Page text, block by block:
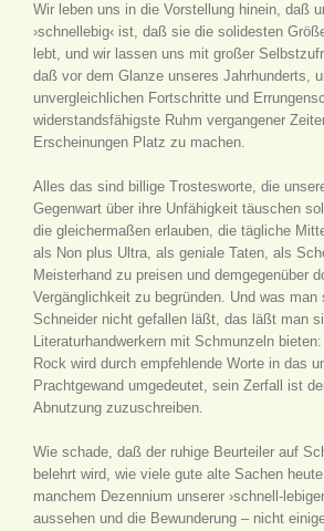
Wir leben uns in die Vorstellung hinein, daß
›schnellebig‹ ist, daß sie die solidesten
lebt, und wir lassen uns mit großer
daß vor dem Glanze unseres Jahrhunderts,
unvergleichlichen Fortschritte und
widerstandsfähigste Ruhm vergangener
Erscheinungen Platz zu machen.
Alles das sind billige Trostesworte, die
Gegenwart über ihre Unfähigkeit täuschen
die gleichermaßen erlauben, die tägliche
als Non plus Ultra, als geniale Taten, als
Meisterhand zu preisen und demgegenüber
Vergänglichkeit zu begründen. Und was man
Schneider nicht gefallen läßt, das läßt man
Literaturhandwerkern mit Schmunzeln
Rock wird durch empfehlende Worte in das
Prachtgewand umgedeutet, sein Zerfall ist
Abnutzung zuzuschreiben.
Wie schade, daß der ruhige Beurteiler auf
belehrt wird, wie viele gute alte Sachen
manchem Dezennium unserer ›schnell-
aussehen und die Bewunderung – nicht